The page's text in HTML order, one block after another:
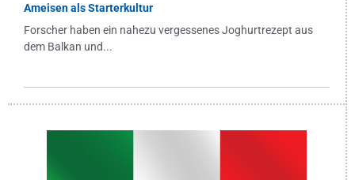
Ameisen als Starterkultur
Forscher haben ein nahezu vergessenes Joghurtrezept aus
dem Balkan und...